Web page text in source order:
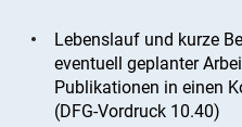
Lebenslauf und kurze
eventuell geplanter
Publikationen in einen
(DFG-Vordruck 10.40)